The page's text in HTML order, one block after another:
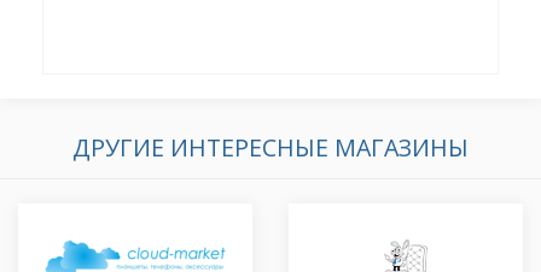
ДРУГИЕ ИНТЕРЕСНЫЕ МАГАЗИНЫ